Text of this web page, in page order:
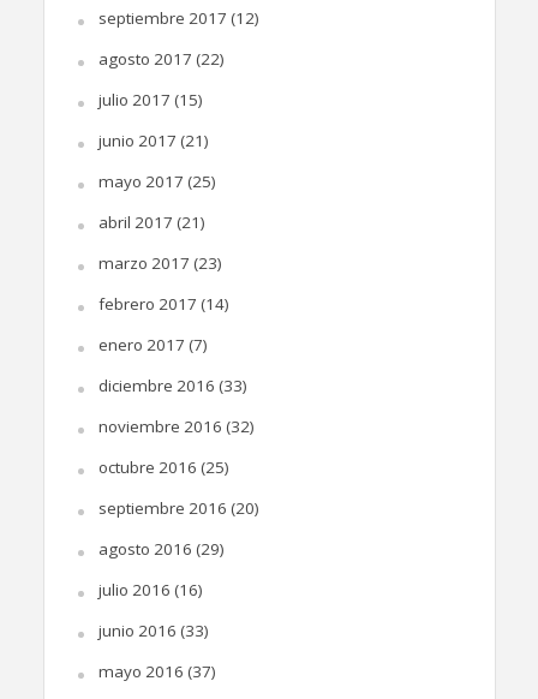
septiembre 2017 (12)
agosto 2017 (22)
julio 2017 (15)
junio 2017 (21)
mayo 2017 (25)
abril 2017 (21)
marzo 2017 (23)
febrero 2017 (14)
enero 2017 (7)
diciembre 2016 (33)
noviembre 2016 (32)
octubre 2016 (25)
septiembre 2016 (20)
agosto 2016 (29)
julio 2016 (16)
junio 2016 (33)
mayo 2016 (37)